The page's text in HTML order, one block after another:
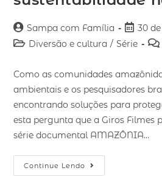
Sampa com Família
30
Diversão e cultura / Série
Como as comunidades
ambientais e os pesquisadores
encontrando soluções para
esta pergunta que a Giros Filmes
série documental AMAZÔNIA…
Continue Lendo